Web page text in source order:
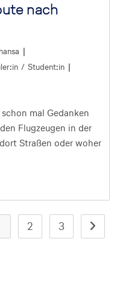
nach
/ Student:in
mal Gedanken
Flugzeugen in der
Straßen oder woher
2 3